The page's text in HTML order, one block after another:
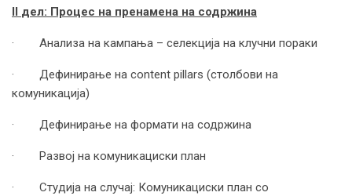
II дел: Процес на пренамена на содржина
· Анализа на кампања – селекција на клучни пораки
· Дефинирање на content pillars (столбови на
комуникација)
· Дефинирање на формати на содржина
· Развој на комуникациски план
· Студија на случај: Комуникациски план со